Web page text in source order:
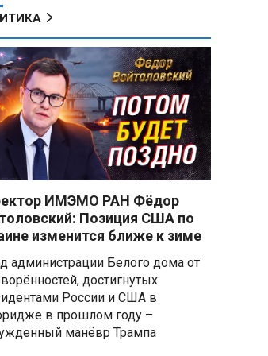
ИМЭМО РАН Фёдор
Позиция США по
изменится ближе к зиме
администрации Белого дома от
достигнутых
России и США в
в прошлом году –
манёвр Трампа